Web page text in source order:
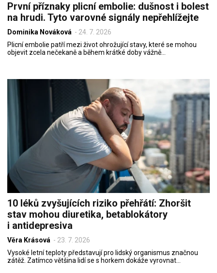
První příznaky plicní embolie: dušnost i bolest
na hrudi. Tyto varovné signály nepřehlížejte
Dominika Nováková - 24. 7. 2026
Plicní embolie patří mezi život ohrožující stavy, které se mohou
objevit zcela nečekaně a během krátké doby vážně…
10 léků zvyšujících riziko přehřátí: Zhoršit
stav mohou diuretika, betablokátory
i antidepresiva
Věra Krásová - 23. 7. 2026
Vysoké letní teploty představují pro lidský organismus značnou
zátěž. Zatímco většina lidí se s horkem dokáže vyrovnat…